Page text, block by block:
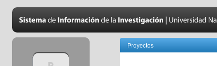
Proyectos